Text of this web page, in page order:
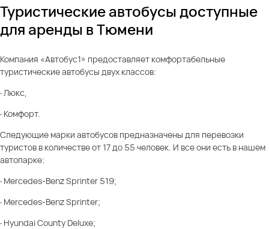
Туристические автобусы доступные
для аренды в Тюмени
Компания «Автобус1» предоставляет комфортабельные
туристические автобусы двух классов:
· Люкс,
· Комфорт.
Следующие марки автобусов предназначены для перевозки
туристов в количестве от 17 до 55 человек. И все они есть в нашем
автопарке:
· Mercedes-Benz Sprinter 519;
· Mercedes-Benz Sprinter;
· Hyundai County Deluxe;